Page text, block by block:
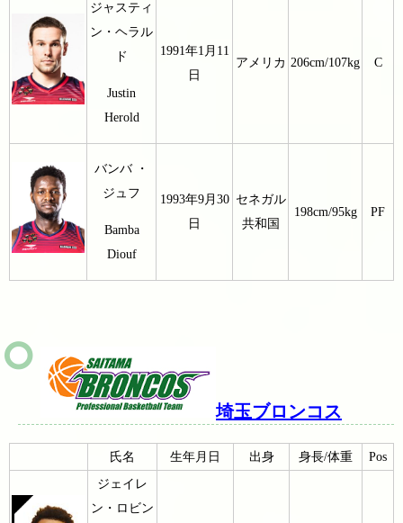
ジャスティ
ン・ヘラル
ド
Justin
Herold
1991年1月11
日
アメリカ 206cm/107kg C
バンバ ・
ジュフ
Bamba
Diouf
1993年9月30
日
セネガル
共和国
198cm/95kg PF
埼玉ブロンコス
氏名 生年月日 出身 身長/体重
Pos
ジェイレ
ン・ロビン